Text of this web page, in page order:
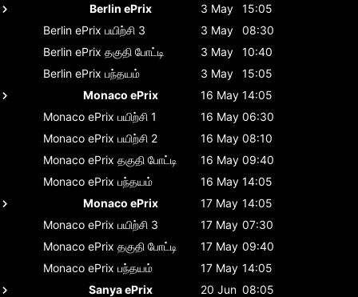
Berlin ePrix
3 May
15:05
Berlin ePrix பயிற்சி 3 3 May
08:30
Berlin ePrix தகுதி போட்டி 3 May
10:40
Berlin ePrix பந்தயம் 3 May
15:05
Monaco ePrix
16 May 14:05
Monaco ePrix பயிற்சி 1 16 May 06:30
Monaco ePrix பயிற்சி 2 16 May 08:10
Monaco ePrix தகுதி போட்டி 16 May 09:40
Monaco ePrix பந்தயம் 16 May 14:05
Monaco ePrix
17 May 14:05
Monaco ePrix பயிற்சி 3 17 May 07:30
Monaco ePrix தகுதி போட்டி 17 May 09:40
Monaco ePrix பந்தயம் 17 May 14:05
Sanya ePrix
20 Jun 08:05